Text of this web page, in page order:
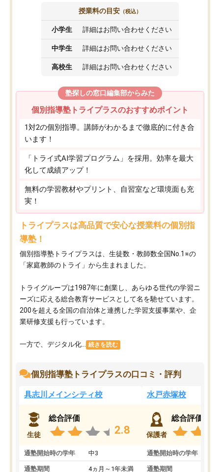
授業料の目安 （税込）
小学生 詳細はお問い合わせください
中学生 詳細はお問い合わせください
高校生 詳細はお問い合わせください
塾探しの窓口編集部からみた
個別指導塾トライプラスのおすすめポイント
1対2の個別指導。講師がわかるまで徹底的に付き合
います！
「トライ式AI学習プログラム」を採用。効率を最大
化して成績アップ！
無料の学習教材やプリント、自習室など環境面も充
実！
トライプラスは高品質で安心な授業料の個別指
導塾！
個別指導塾トライプラスは、生徒数・教師数全国No.1※の
「家庭教師のトライ」から生まれました。
トライグループは1987年に創業し、あらゆる世代の学習ニ
ーズに応える総合教育サービスとして名を馳せています。
200を超える全国の自治体と連携した学習支援事業や、企
業研修支援も行っています。
一方で、デジタル化... 続きを読む
個別指導塾トライプラスの口コミ・評判
具志川メインシティ校
生徒
総合評価
2.8
通塾開始時の学年 中3
通塾期間 4ヵ月～1年未満
水戸赤塚校
保護者
総合評価
通塾開始時の学年
通塾期間